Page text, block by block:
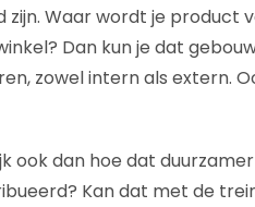
zijn. Waar wordt je product
Dan kun je dat
zowel intern als extern.
ook dan hoe dat
Kan dat met de